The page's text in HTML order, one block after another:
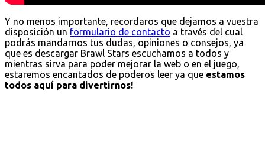
Y no menos importante, recordaros que dejamos a vuestra
disposición un formulario de contacto a través del cual
podrás mandarnos tus dudas, opiniones o consejos, ya
que es descargar Brawl Stars escuchamos a todos y
mientras sirva para poder mejorar la web o en el juego,
estaremos encantados de poderos leer ya que estamos
todos aquí para divertirnos!